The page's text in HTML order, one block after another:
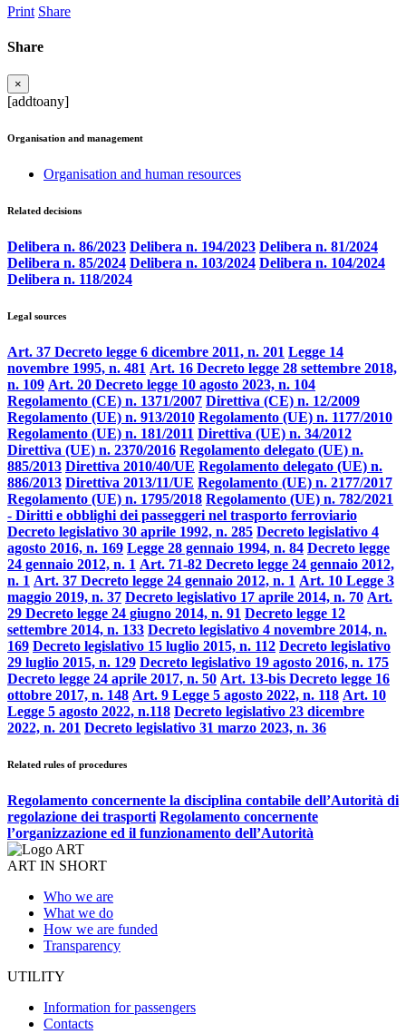
Print Share
Share
×
[addtoany]
Organisation and management
Organisation and human resources
Related decisions
Delibera n. 86/2023 Delibera n. 194/2023 Delibera n. 81/2024
Delibera n. 85/2024 Delibera n. 103/2024 Delibera n. 104/2024
Delibera n. 118/2024
Legal sources
Art. 37 Decreto legge 6 dicembre 2011, n. 201 Legge 14
novembre 1995, n. 481 Art. 16 Decreto legge 28 settembre 2018,
n. 109 Art. 20 Decreto legge 10 agosto 2023, n. 104
Regolamento (CE) n. 1371/2007 Direttiva (CE) n. 12/2009
Regolamento (UE) n. 913/2010 Regolamento (UE) n. 1177/2010
Regolamento (UE) n. 181/2011 Direttiva (UE) n. 34/2012
Direttiva (UE) n. 2370/2016 Regolamento delegato (UE) n.
885/2013 Direttiva 2010/40/UE Regolamento delegato (UE) n.
886/2013 Direttiva 2013/11/UE Regolamento (UE) n. 2177/2017
Regolamento (UE) n. 1795/2018 Regolamento (UE) n. 782/2021
- Diritti e obblighi dei passeggeri nel trasporto ferroviario
Decreto legislativo 30 aprile 1992, n. 285 Decreto legislativo 4
agosto 2016, n. 169 Legge 28 gennaio 1994, n. 84 Decreto legge
24 gennaio 2012, n. 1 Art. 71-82 Decreto legge 24 gennaio 2012,
n. 1 Art. 37 Decreto legge 24 gennaio 2012, n. 1 Art. 10 Legge 3
maggio 2019, n. 37 Decreto legislativo 17 aprile 2014, n. 70 Art.
29 Decreto legge 24 giugno 2014, n. 91 Decreto legge 12
settembre 2014, n. 133 Decreto legislativo 4 novembre 2014, n.
169 Decreto legislativo 15 luglio 2015, n. 112 Decreto legislativo
29 luglio 2015, n. 129 Decreto legislativo 19 agosto 2016, n. 175
Decreto legge 24 aprile 2017, n. 50 Art. 13-bis Decreto legge 16
ottobre 2017, n. 148 Art. 9 Legge 5 agosto 2022, n. 118 Art. 10
Legge 5 agosto 2022, n.118 Decreto legislativo 23 dicembre
2022, n. 201 Decreto legislativo 31 marzo 2023, n. 36
Related rules of procedures
Regolamento concernente la disciplina contabile dell’Autorità di
regolazione dei trasporti Regolamento concernente
l’organizzazione ed il funzionamento dell’Autorità
ART IN SHORT
Who we are
What we do
How we are funded
Transparency
UTILITY
Information for passengers
Contacts